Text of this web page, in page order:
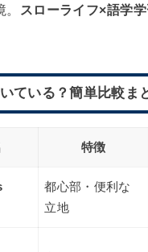
スローライフ×語学
ている？簡単比較ま
特徴
都心部・便利な
立地